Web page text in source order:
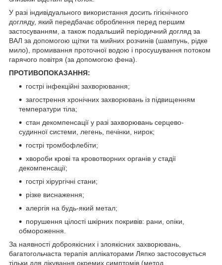
У разі індивідуального використання досить гігієнічного
догляду, який передбачає оброблення перед першим
застосуванням, а також подальший періодичний догляд за
ВАЛ за допомогою щітки та мийних розчинів (шампунь, рідке
мило), промивання проточної водою і просушування потоком
гарячого повітря (за допомогою фена).
ПРОТИВОПОКАЗАННЯ:
гострі інфекційні захворювання;
загострення хронічних захворювань із підвищенням
температури тіла;
стан декомпенсації у разі захворювань серцево-
судинної системи, легень, печінки, нирок;
гострі тромбофлебіти;
хвороби крові та кровотворних органів у стадії
декомпенсації;
гострі хірургічні стани;
різке виснаження;
алергія на будь-який метал;
порушення цілості шкірних покривів: рани, опіки,
обмороження.
За наявності доброякісних і злоякісних захворювань,
багатогольчаста терапія аплікаторами Ляпко застосовується
тільки для лікування окремих симптомів (метод